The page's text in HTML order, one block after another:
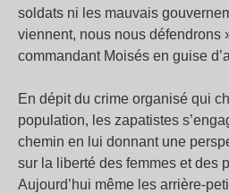
soldats ni les mauvais
viennent, nous nous défendrons
commandant Moisés en guise
En dépit du crime organisé qui
population, les zapatistes
chemin en lui donnant une
sur la liberté des femmes et des
Aujourd’hui même les arrière-